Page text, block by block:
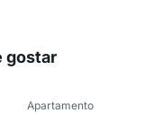
gostar
Apartamento